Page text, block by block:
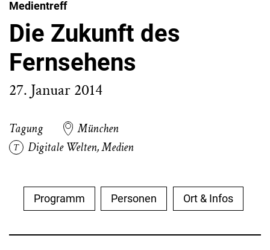
Medientreff
Die Zukunft des
Fernsehens
27. Januar 2014
Tagung
München
Digitale Welten,Medien
Programm Personen Ort & Infos